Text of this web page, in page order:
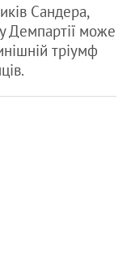
Сандера,
Демпартії може
тріумф